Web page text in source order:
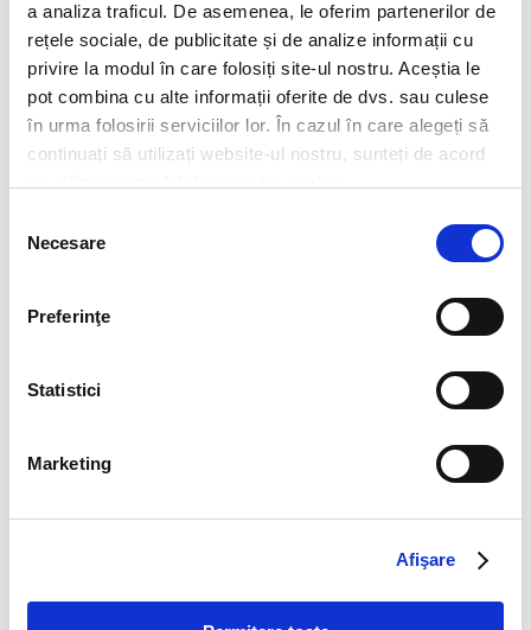
a analiza traficul. De asemenea, le oferim partenerilor de
rețele sociale, de publicitate și de analize informații cu
privire la modul în care folosiți site-ul nostru. Aceștia le
pot combina cu alte informații oferite de dvs. sau culese
în urma folosirii serviciilor lor. În cazul în care alegeți să
continuați să utilizați website-ul nostru, sunteți de acord
consimțământului
Necesare
Preferinţe
Statistici
Marketing
Afişare
Stickere motoare și ambarcațiuni
autocolant motorstickere motoarestickere lateraleautocolante
motoareautocolante ambarcatiunistickere motocicletestickere atv
stickere snowmobil
sticker jet sky sticker
Menu
Print banner
Printuri Pardoseli Epoxidice
Panouri publicitare